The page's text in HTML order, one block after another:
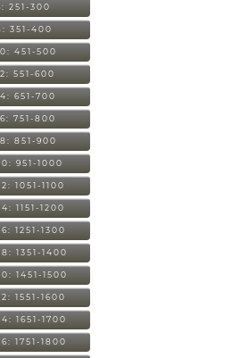
251-300
351-400
451-500
551-600
651-700
751-800
851-900
951-1000
1051-1100
1151-1200
1251-1300
1351-1400
1451-1500
1551-1600
1651-1700
1751-1800